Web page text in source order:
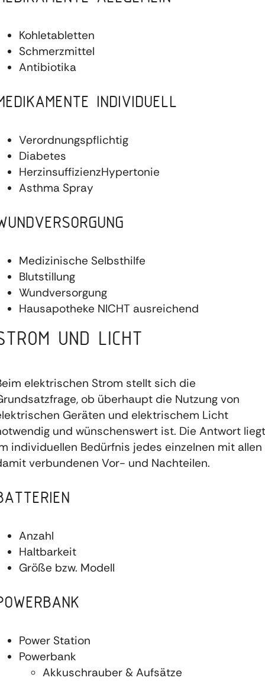
Kohletabletten
Schmerzmittel
Antibiotika
INDIVIDUELL
Verordnungspflichtig
Diabetes
HerzinsuffizienzHypertonie
Asthma Spray
Medizinische Selbsthilfe
Blutstillung
Wundversorgung
Hausapotheke NICHT ausreichend
UND LICHT
elektrischen Strom stellt sich die
ob überhaupt die Nutzung von
Geräten und elektrischem Licht
und wünschenswert ist. Die Antwort liegt
individuellen Bedürfnis jedes einzelnen mit allen
verbundenen Vor- und Nachteilen.
Anzahl
Haltbarkeit
Größe bzw. Modell
Power Station
Powerbank
Akkuschrauber & Aufsätze